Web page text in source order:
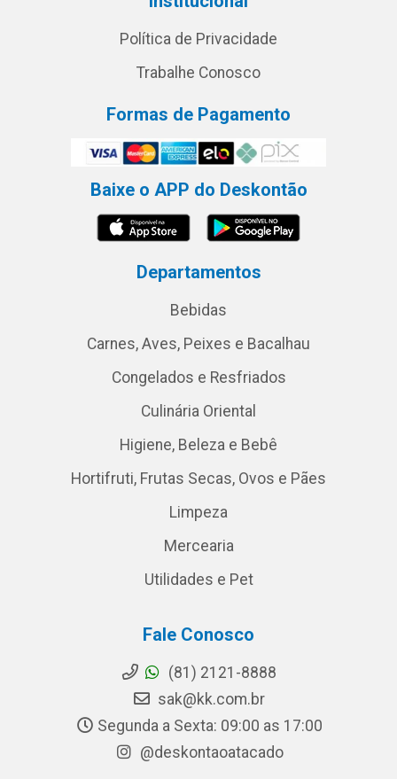
Política de Privacidade
Trabalhe Conosco
Formas de Pagamento
Baixe o APP do Deskontão
Departamentos
Bebidas
Carnes, Aves, Peixes e Bacalhau
Congelados e Resfriados
Culinária Oriental
Higiene, Beleza e Bebê
Hortifruti, Frutas Secas, Ovos e Pães
Limpeza
Mercearia
Utilidades e Pet
Fale Conosco
(81) 2121-8888
sak@kk.com.br
Segunda a Sexta: 09:00 as 17:00
@deskontaoatacado